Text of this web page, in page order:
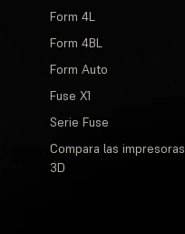
Form 4L
Form 4BL
Form Auto
Fuse X1
Serie Fuse
Compara las impresoras
3D